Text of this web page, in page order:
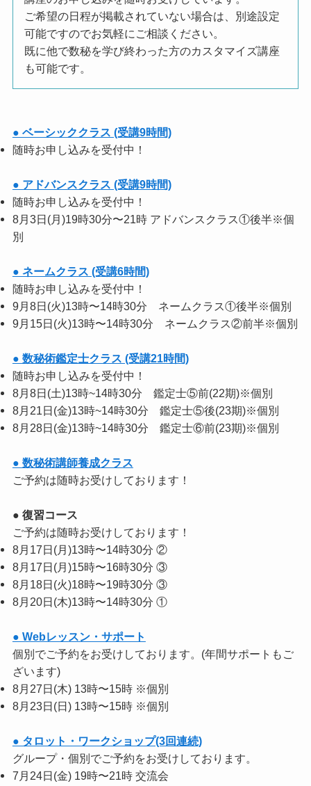
ご希望の日程が掲載されていない場合は、別途設定
可能ですのでお気軽にご相談ください。
既に他で数秘を学び終わった方のカスタマイズ講座
も可能です。
● ベーシッククラス (受講9時間)
随時お申し込みを受付中！
● アドバンスクラス (受講9時間)
随時お申し込みを受付中！
8月3日(月)19時30分〜21時 アドバンスクラス①後半※個
別
● ネームクラス (受講6時間)
随時お申し込みを受付中！
9月8日(火)13時〜14時30分 ネームクラス①後半※個別
9月15日(火)13時〜14時30分 ネームクラス②前半※個別
● 数秘術鑑定士クラス (受講21時間)
随時お申し込みを受付中！
8月8日(土)13時~14時30分 鑑定士⑤前(22期)※個別
8月21日(金)13時~14時30分 鑑定士⑤後(23期)※個別
8月28日(金)13時~14時30分 鑑定士⑥前(23期)※個別
● 数秘術講師養成クラス
ご予約は随時お受けしております！
● 復習コース
ご予約は随時お受けしております！
8月17日(月)13時〜14時30分 ②
8月17日(月)15時〜16時30分 ③
8月18日(火)18時〜19時30分 ③
8月20日(木)13時〜14時30分 ①
● Webレッスン・サポート
個別でご予約をお受けしております。(年間サポートもご
ざいます)
8月27日(木) 13時〜15時 ※個別
8月23日(日) 13時〜15時 ※個別
● タロット・ワークショップ(3回連続)
グループ・個別でご予約をお受けしております。
7月24日(金) 19時〜21時 交流会